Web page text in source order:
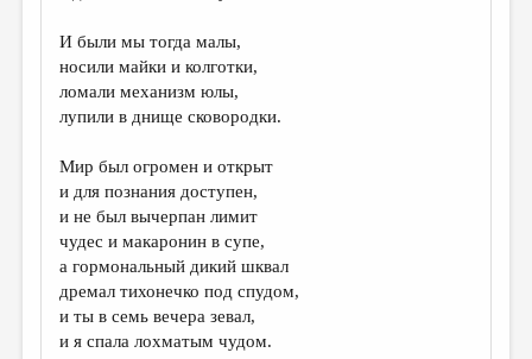
ИЗБРАННОЕ
ДАЙДЖЕСТ
ПЕРЕВОДЫ
КОНКУРСЫ
ДЕТСКАЯ КОМНАТА
КНИЖНАЯ ПОЛКА
ОБЗОР ЛИТЕРАТУРЫ
И были мы тогда малы,
носили майки и колготки,
ломали механизм юлы,
лупили в днище сковородки.
Мир был огромен и открыт
и для познания доступен,
и не был вычерпан лимит
чудес и макаронин в супе,
а гормональный дикий шквал
дремал тихонечко под спудом,
и ты в семь вечера зевал,
и я спала лохматым чудом.